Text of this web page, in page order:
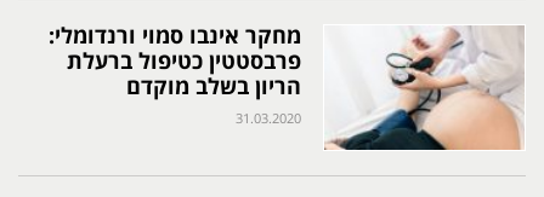
מחקר אינבו סמוי ורנדומלי:
פרבסטטין כטיפול ברעלת
הריון בשלב מוקדם
31.03.2020